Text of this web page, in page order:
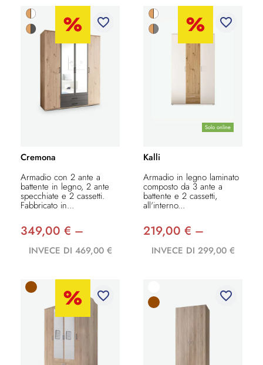
favorite_border
Cremona
Armadio con 2 ante a
battente in legno, 2 ante
specchiate e 2 cassetti.
Fabbricato in...
349,00 € –
INVECE DI 469,00 €
Solo online
favorite_border
Kalli
Armadio in legno laminato
composto da 3 ante a
battente e 2 cassetti,
all'interno...
219,00 € –
INVECE DI 299,00 €
favorite_border favorite_border